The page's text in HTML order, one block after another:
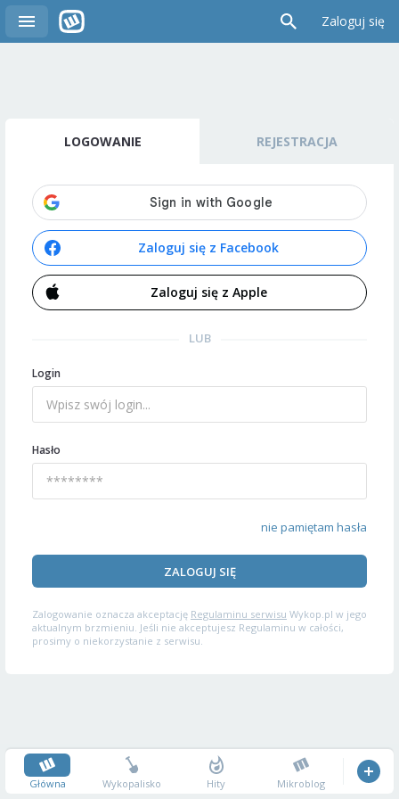
Zaloguj się
LOGOWANIE REJESTRACJA
Zaloguj się z Facebook
Zaloguj się z Apple
LUB
Login
Hasło
nie pamiętam hasła
ZALOGUJ SIĘ
Zalogowanie oznacza akceptację Regulaminu serwisu Wykop.pl w jego
aktualnym brzmieniu. Jeśli nie akceptujesz Regulaminu w całości,
prosimy o niekorzystanie z serwisu.
Główna Wykopalisko Hity Mikroblog